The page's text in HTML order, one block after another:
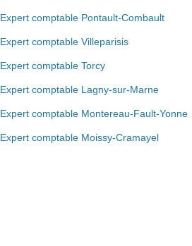
Expert comptable Pontault-Combault
Expert comptable Villeparisis
Expert comptable Torcy
Expert comptable Lagny-sur-Marne
Expert comptable Montereau-Fault-Yonne
Expert comptable Moissy-Cramayel